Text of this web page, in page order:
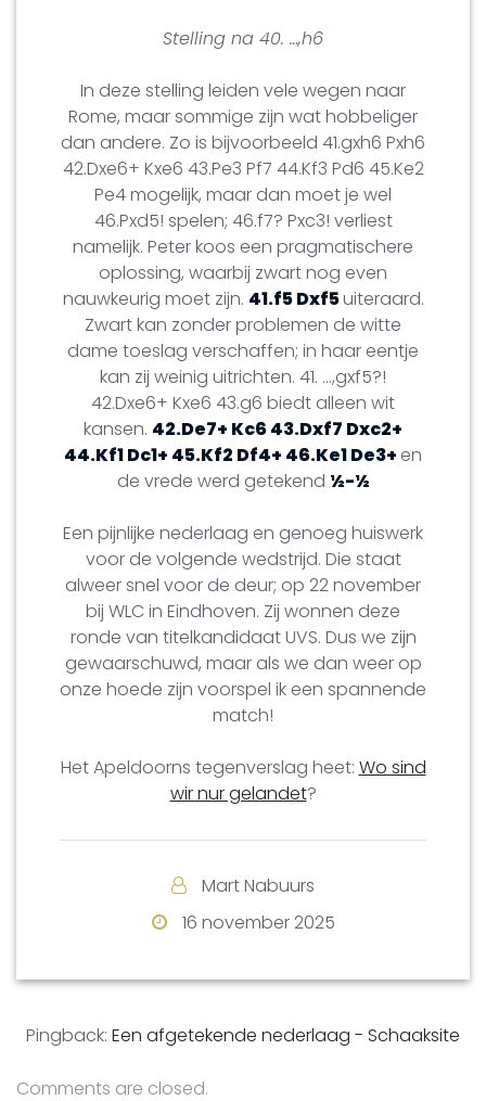
Stelling na 40. …,h6
In deze stelling leiden vele wegen naar
Rome, maar sommige zijn wat hobbeliger
dan andere. Zo is bijvoorbeeld 41.gxh6 Pxh6
42.Dxe6+ Kxe6 43.Pe3 Pf7 44.Kf3 Pd6 45.Ke2
Pe4 mogelijk, maar dan moet je wel
46.Pxd5! spelen; 46.f7? Pxc3! verliest
namelijk. Peter koos een pragmatischere
oplossing, waarbij zwart nog even
nauwkeurig moet zijn. 41.f5 Dxf5uiteraard.
Zwart kan zonder problemen de witte
dame toeslag verschaffen; in haar eentje
kan zij weinig uitrichten. 41. …,gxf5?!
42.Dxe6+ Kxe6 43.g6 biedt alleen wit
kansen. 42.De7+ Kc6 43.Dxf7 Dxc2+
44.Kf1 Dc1+ 45.Kf2 Df4+ 46.Ke1 De3+ en
de vrede werd getekend ½-½
Een pijnlijke nederlaag en genoeg huiswerk
voor de volgende wedstrijd. Die staat
alweer snel voor de deur; op 22 november
bij WLC in Eindhoven. Zij wonnen deze
ronde van titelkandidaat UVS. Dus we zijn
gewaarschuwd, maar als we dan weer op
onze hoede zijn voorspel ik een spannende
match!
Het Apeldoorns tegenverslag heet: Wo sind
wir nur gelandet?
Mart Nabuurs
16 november 2025
Pingback: Een afgetekende nederlaag - Schaaksite
Comments are closed.